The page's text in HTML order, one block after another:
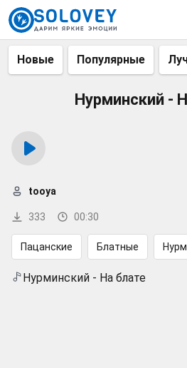
Новые Популярные
Нурминский -
333 00:30
tooya
Пацанские Блатные
Нурминский - На блате